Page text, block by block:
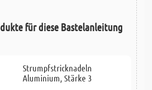
für diese Bastelanleitung
Strumpfstricknadeln
Aluminium, Stärke 3